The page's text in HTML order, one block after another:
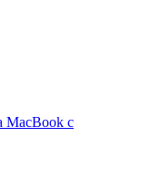
MacBook с